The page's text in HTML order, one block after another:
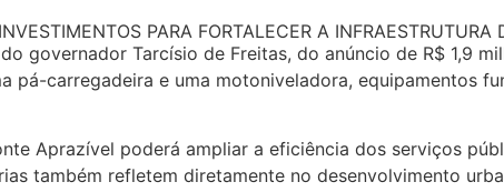
PARA FORTALECER A INFRAESTRUTURA
governador Tarcísio de Freitas, do anúncio de R$ 1,9
pá-carregadeira e uma motoniveladora, equipamentos
Aprazível poderá ampliar a eficiência dos serviços
também refletem diretamente no desenvolvimento